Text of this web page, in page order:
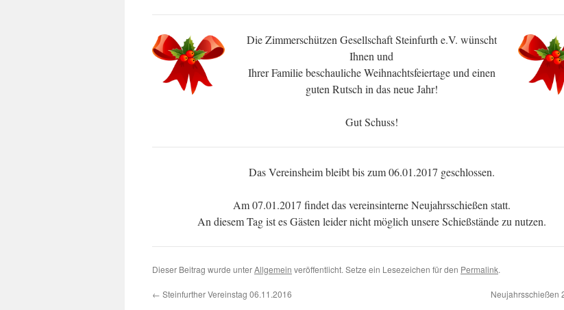
Die Zimmerschützen Gesellschaft Steinfurth e.V. wünscht
Ihnen und
Ihrer Familie beschauliche Weihnachtsfeiertage und einen
guten Rutsch in das neue Jahr!
Gut Schuss!
Das Vereinsheim bleibt bis zum 06.01.2017 geschlossen.
Am 07.01.2017 findet das vereinsinterne Neujahrsschießen statt.
An diesem Tag ist es Gästen leider nicht möglich unsere Schießstände zu nutzen.
Dieser Beitrag wurde unterAllgemein veröffentlicht. Setze ein Lesezeichen für den Permalink.
← Steinfurther Vereinstag 06.11.2016 Neujahrsschießen